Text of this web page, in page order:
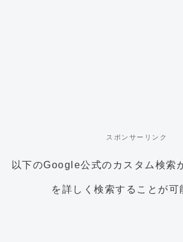
スポンサーリンク
以下のGoogle公式のカスタム検索
を詳しく検索することが可